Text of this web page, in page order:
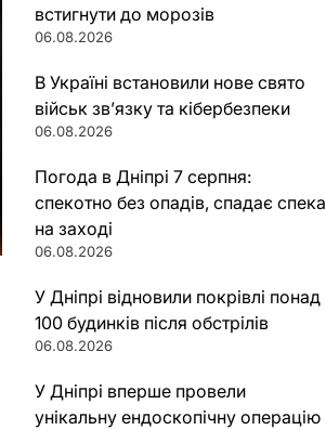
встигнути до морозів
06.08.2026
В Україні встановили нове свято
військ зв’язку та кібербезпеки
06.08.2026
Погода в Дніпрі 7 серпня:
спекотно без опадів, спадає спека
на заході
06.08.2026
У Дніпрі відновили покрівлі понад
100 будинків після обстрілів
06.08.2026
У Дніпрі вперше провели
унікальну ендоскопічну операцію